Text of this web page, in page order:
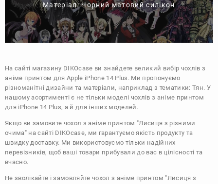
Матеріал: Чорний матовий силікон
На сайті магазину DIKOcase ви знайдете великий вибір чохлів з
аніме принтом для Apple iPhone 14 Plus. Ми пропонуємо
різноманітні дизайни та матеріали, наприклад з тематики:Тян. У
нашому асортименті є не тільки моделі чохлів з аніме принтом
для iPhone 14 Plus, а й для інших моделей.
Якщо ви замовите чохол з аніме принтом "Лисиця з різними
очима" на сайті DIKOcase, ми гарантуємо якість продукту та
швидку доставку. Ми використовуємо тільки надійних
перевізників, щоб ваші товари прибували до вас в цілісності та
вчасно.
Не зволікайте і замовляйте чохол з аніме принтом "Лисиця з